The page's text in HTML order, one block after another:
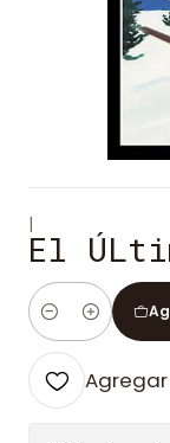
|
El
Cantidad